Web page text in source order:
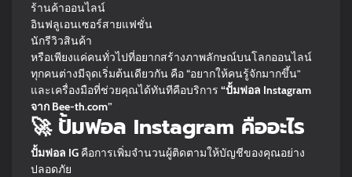
ร้านค้าออนไลน์
อินฟลูเอนเซอร์สายแฟชั่น
นักรีวิวสินค้า
หรือเพียงแค่คนทั่วไปที่อยากสร้างภาพลักษณ์บนโลกออนไลน์
ทุกคนต่างมีจุดเริ่มต้นเดียวกัน คือ “อยากให้คนรู้จักมากขึ้น”
และเครื่องมือที่ช่วยคุณได้ทันทีคือบริการ “ปั้มฟอล Instagram
จาก Bee-th.com”
🚀 ปั้มฟอล Instagram คืออะไร
ปั้มฟอล IG คือการเพิ่มจำนวนผู้ติดตามให้บัญชีของคุณอย่าง
ปลอดภัย